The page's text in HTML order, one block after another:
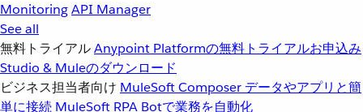
MonitoringAPI Manager
See all
無料トライアルAnypoint Platformの無料トライアルお申込み
Studio & Muleのダウンロード
ビジネス担当者向け MuleSoft Composer データやアプリと簡
単に接続 MuleSoft RPA Botで業務を自動化